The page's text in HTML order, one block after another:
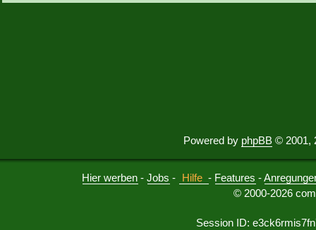
Powered by phpBB © 2001,
Hier werben -Jobs - Hilfe - Features -
© 2000-2026
Session ID: